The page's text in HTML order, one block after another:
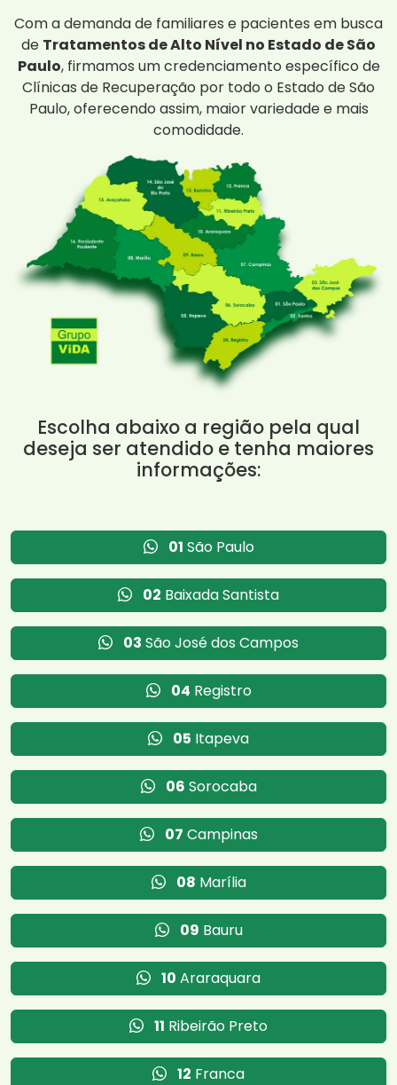
Com a demanda de familiares e pacientes em busca
de Tratamentos de Alto Nível no Estado de São
Paulo, firmamos um credenciamento específico de
Clínicas de Recuperação por todo o Estado de São
Paulo, oferecendo assim, maior variedade e mais
comodidade.
Escolha abaixo a região pela qual
deseja ser atendido e tenha maiores
informações:
01 São Paulo
02 Baixada Santista
03 São José dos Campos
04 Registro
05 Itapeva
06 Sorocaba
07 Campinas
08 Marília
09 Bauru
10 Araraquara
11 Ribeirão Preto
12 Franca